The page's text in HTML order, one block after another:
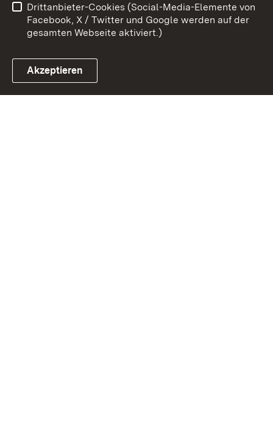
Social Media
Instagram
Social Wall
Drittanbieter-Cookies (Social-Media-Elemente von
Facebook, X / Twitter und Google werden auf der
gesamten Webseite aktiviert.)
Akzeptieren